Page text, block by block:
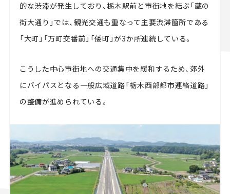
的な渋滞が発生しており、栃木駅前と市街地を結ぶ「蔵の
街大通り」では、観光交通も重なって主要渋滞箇所である
「大町」「万町交番前」「倭町」が3か所連続している。
こうした中心市街地への交通集中を緩和するため、郊外
にバイパスとなる一般広域道路「栃木西部都市連絡道路」
の整備が進められている。